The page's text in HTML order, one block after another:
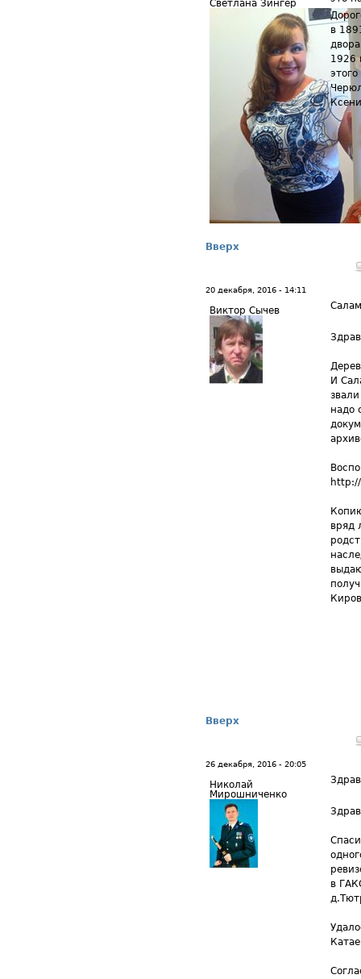
Светлана Зингер
в
1926
Вверх
20 декабря, 2016 - 14:11
Виктор Сычев
И
надо
вряд
Вверх
26 декабря, 2016 - 20:05
Николай
Мирошниченко
в